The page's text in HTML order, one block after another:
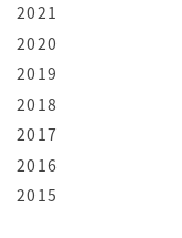
2021
2020
2019
2018
2017
2016
2015